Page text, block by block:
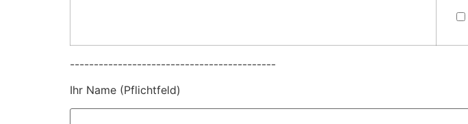
-------------------------------------------
Ihr Name (Pflichtfeld)